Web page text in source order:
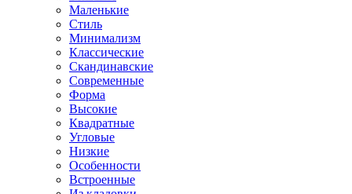
Маленькие
Стиль
Минимализм
Классические
Скандинавские
Современные
Форма
Высокие
Квадратные
Угловые
Низкие
Особенности
Встроенные